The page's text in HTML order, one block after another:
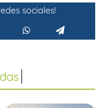
sociales!